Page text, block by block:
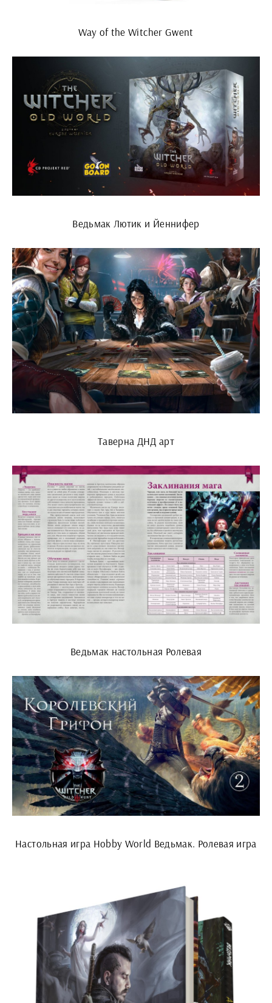
Way of the Witcher Gwent
Ведьмак Лютик и Йеннифер
Таверна ДНД арт
Ведьмак настольная Ролевая
Настольная игра Hobby World Ведьмак. Ролевая игра